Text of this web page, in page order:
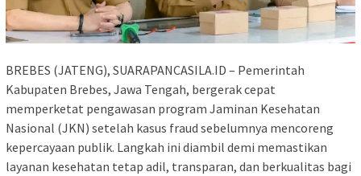
BREBES (JATENG), SUARAPANCASILA.ID – Pemerintah
Kabupaten Brebes, Jawa Tengah, bergerak cepat
memperketat pengawasan program Jaminan Kesehatan
Nasional (JKN) setelah kasus fraud sebelumnya mencoreng
kepercayaan publik. Langkah ini diambil demi memastikan
layanan kesehatan tetap adil, transparan, dan berkualitas bagi